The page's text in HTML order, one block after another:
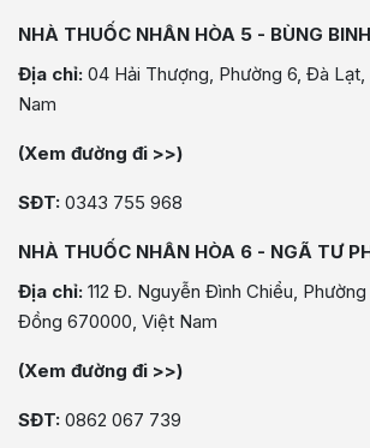
NHÀ THUỐC NHÂN HÒA 5 - BÙNG
Địa chỉ: 04 Hải Thượng, Phường 6, Đà
Nam
(Xem đường đi >>)
SĐT: 0343 755 968
NHÀ THUỐC NHÂN HÒA 6 - NGÃ TƯ
Địa chỉ: 112 Đ. Nguyễn Đình Chiểu,
Đồng 670000, Việt Nam
(Xem đường đi >>)
SĐT: 0862 067 739